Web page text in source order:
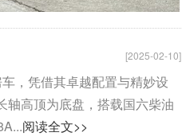
[2025-02-10]
，凭借其卓越配置与精妙设
轴高顶为底盘，搭载国六柴油
阅读全文>>